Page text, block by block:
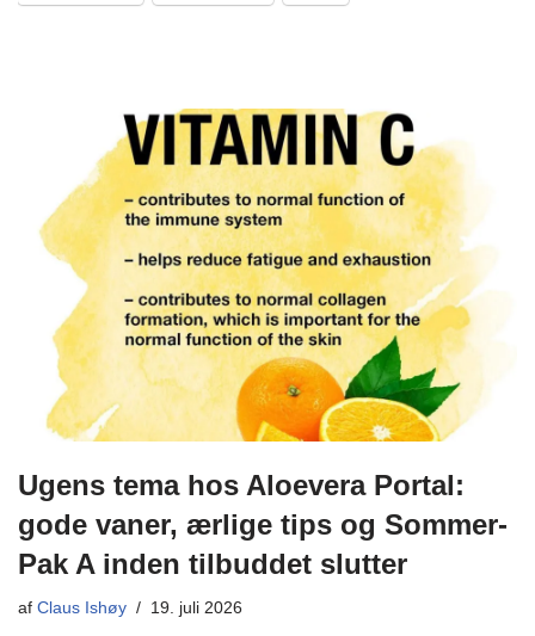
Ugens tema hos Aloevera Portal:
gode vaner, ærlige tips og Sommer-
Pak A inden tilbuddet slutter
af Claus Ishøy 19. juli 2026